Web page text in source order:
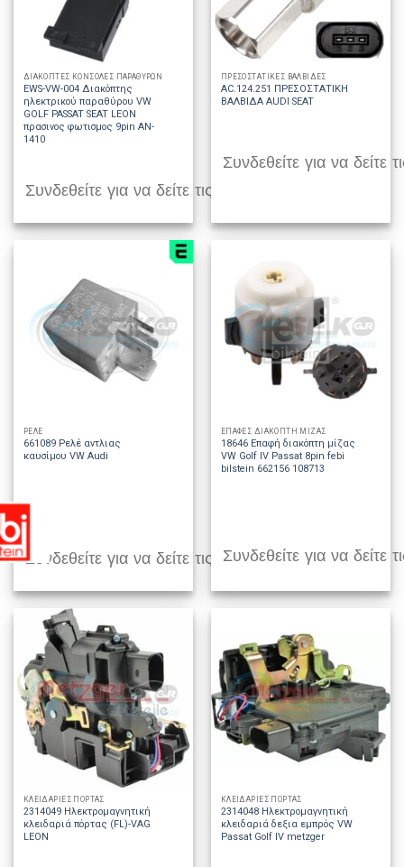
ΔΙΑΚΟΠΤΕΣ ΚΟΝΣΟΛΕΣ ΠΑΡΑΘΥΡΩΝ
EWS-VW-004 Διακόπτης
ηλεκτρικού παραθύρου VW
GOLF PASSAT SEAT LEON
πρασινος φωτισμος 9pin AN-
1410
Συνδεθείτε για να δείτε τις τιμές
ΠΡΕΣΟΣΤΑΤΙΚΕΣ ΒΑΛΒΙΔΕΣ
AC.124.251 ΠΡΕΣΟΣΤΑΤΙΚΗ
ΒΑΛΒΙΔΑ AUDI SEAT
Συνδεθείτε για να δείτε
ΡΕΛΕ
661089 Ρελέ αντλιας
καυσίμου VW Audi
Συνδεθείτε για να δείτε τις τιμές
ΕΠΑΦΕΣ ΔΙΑΚΟΠΤΗ ΜΙΖΑΣ
18646 Επαφή διακόπτη μίζας
VW Golf IV Passat 8pin febi
bilstein 662156 108713
Συνδεθείτε για να δείτε
ΚΛΕΙΔΑΡΙΕΣ ΠΟΡΤΑΣ
2314049 Ηλεκτρομαγνητική
κλειδαριά πόρτας (FL)-VAG
LEON
ΚΛΕΙΔΑΡΙΕΣ ΠΟΡΤΑΣ
2314048 Ηλεκτρομαγνητική
κλειδαριά δεξια εμπρός VW
Passat Golf IV metzger